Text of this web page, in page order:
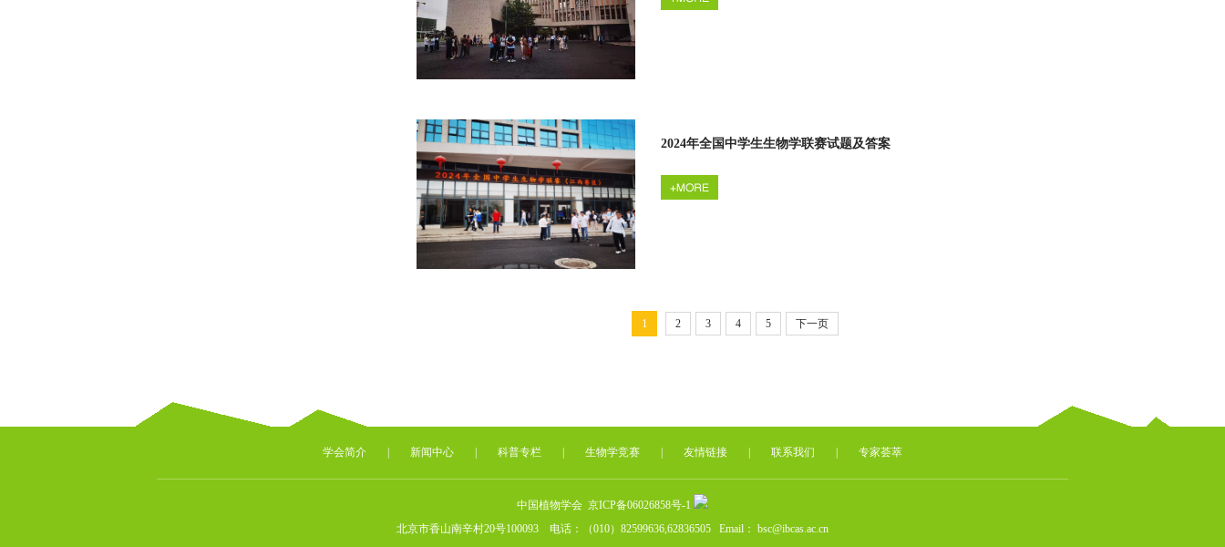
2024年全国中学生生物学联赛试题及答案
1 2 3 4 5 下一页
学会简介 新闻中心 科普专栏 生物学竞赛 友情链接 联系我们 专家荟萃
中国植物学会 京ICP备06026858号-1
北京市香山南辛村20号100093 电话：（010）82599636,62836505 Email： bsc@ibcas.ac.cn